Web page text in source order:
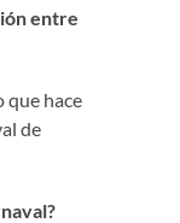
entre
que hace
de